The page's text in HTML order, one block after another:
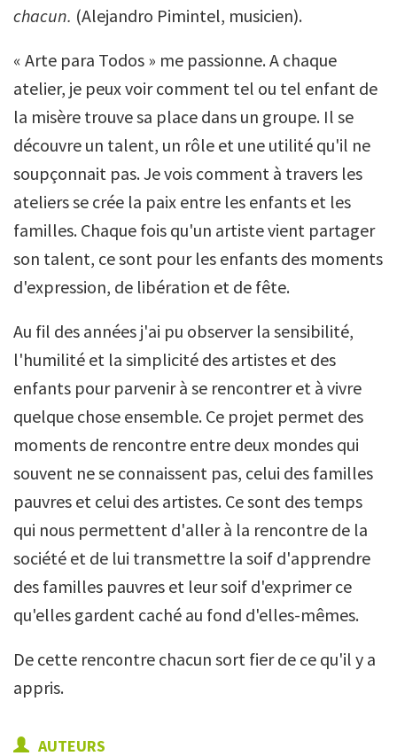
chacun. (Alejandro Pimintel, musicien).
« Arte para Todos » me passionne. A chaque
atelier, je peux voir comment tel ou tel enfant de
la misère trouve sa place dans un groupe. Il se
découvre un talent, un rôle et une utilité qu'il ne
soupçonnait pas. Je vois comment à travers les
ateliers se crée la paix entre les enfants et les
familles. Chaque fois qu'un artiste vient partager
son talent, ce sont pour les enfants des moments
d'expression, de libération et de fête.
Au fil des années j'ai pu observer la sensibilité,
l'humilité et la simplicité des artistes et des
enfants pour parvenir à se rencontrer et à vivre
quelque chose ensemble. Ce projet permet des
moments de rencontre entre deux mondes qui
souvent ne se connaissent pas, celui des familles
pauvres et celui des artistes. Ce sont des temps
qui nous permettent d'aller à la rencontre de la
société et de lui transmettre la soif d'apprendre
des familles pauvres et leur soif d'exprimer ce
qu'elles gardent caché au fond d'elles-mêmes.
De cette rencontre chacun sort fier de ce qu'il y a
appris.
AUTEURS